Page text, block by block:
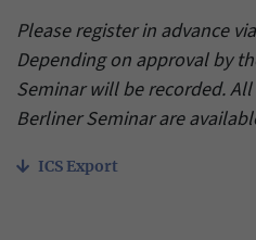
Please register in advance via
Depending on approval by
Seminar will be recorded.
Berliner Seminar are
ICS Export